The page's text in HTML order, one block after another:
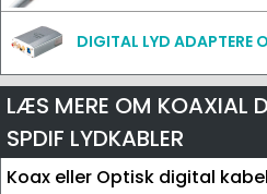
DIGITAL LYD ADAPTERE
LÆS MERE OM KOAXIAL
SPDIF LYDKABLER
Koax eller Optisk digital